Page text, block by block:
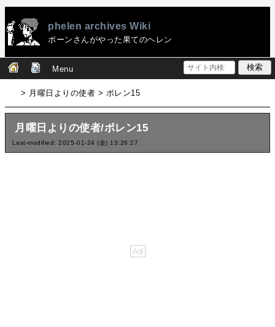
phelen archives Wiki
ポーンさんがやった果てのヘレン
Menu
> 月曜日よりの使者 > ポレン15
月曜日よりの使者/ポレン15
Last-modified: 2025-01-24 (金) 13:26:27